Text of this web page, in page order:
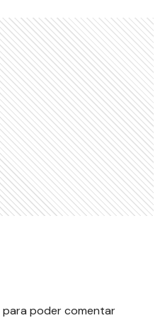
para poder comentar